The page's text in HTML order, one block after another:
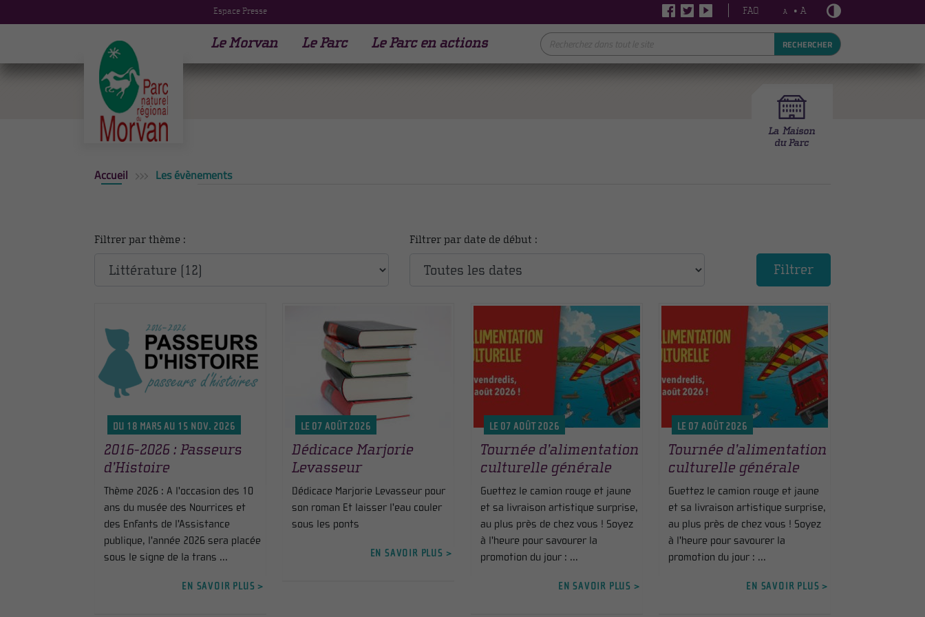
Espace Presse FAQ A • A
Le Morvan Le Parc Le Parc en actions RECHERCHER
Accueil Les évènements
Filtrer par thème : Filtrer par date de début :
Filtrer
DU 18 MARS AU 15 NOV. 2026
2016-2026 : Passeurs
d’Histoire
Thème 2026 : A l'occasion des 10
ans du musée des Nourrices et
des Enfants de l'Assistance
publique, l'année 2026 sera placée
sous le signe de la trans ...
EN SAVOIR PLUS >
LE 07 AOÛT 2026
Dédicace Marjorie
Levasseur
Dédicace Marjorie Levasseur pour
son roman Et laisser l'eau couler
sous les ponts
EN SAVOIR PLUS >
LE 07 AOÛT 2026
Tournée d’alimentation
culturelle générale
Guettez le camion rouge et jaune
et sa livraison artistique surprise,
au plus près de chez vous ! Soyez
à l'heure pour savourer la
promotion du jour : ...
EN SAVOIR PLUS >
LE 07 AOÛT 2026
Tournée d’alimentation
culturelle générale
Guettez le camion rouge et jaune
et sa livraison artistique surprise,
au plus près de chez vous ! Soyez
à l'heure pour savourer la
promotion du jour : ...
EN SAVOIR PLUS >